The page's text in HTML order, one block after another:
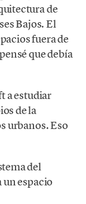
de
Bajos. El
fuera de
que debía
a estudiar
de la
urbanos. Eso
del
un espacio